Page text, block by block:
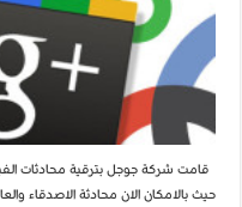
حيث بالامكان الان محادثة الاصدقاء